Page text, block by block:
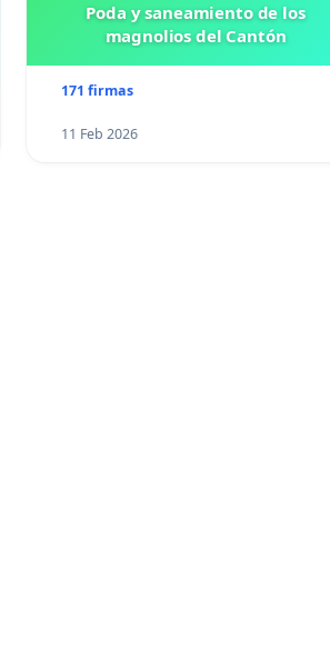
Poda y saneamiento de los
magnolios del Cantón
171 firmas
11 Feb 2026